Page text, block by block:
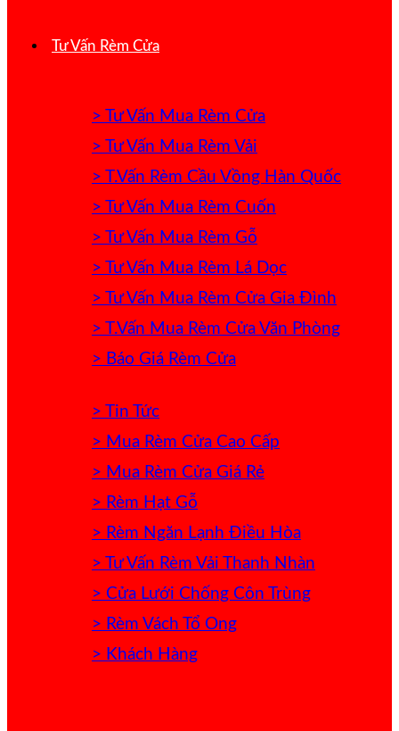
Tư Vấn Rèm Cửa
> Tư Vấn Mua Rèm Cửa
> Tư Vấn Mua Rèm Vải
> T.Vấn Rèm Cầu Vồng Hàn Quốc
> Tư Vấn Mua Rèm Cuốn
> Tư Vấn Mua Rèm Gỗ
> Tư Vấn Mua Rèm Lá Dọc
> Tư Vấn Mua Rèm Cửa Gia Đình
> T.Vấn Mua Rèm Cửa Văn Phòng
> Báo Giá Rèm Cửa
> Tin Tức
> Mua Rèm Cửa Cao Cấp
> Mua Rèm Cửa Giá Rẻ
> Rèm Hạt Gỗ
> Rèm Ngăn Lạnh Điều Hòa
> Tư Vấn Rèm Vải Thanh Nhàn
> Cửa Lưới Chống Côn Trùng
> Rèm Vách Tổ Ong
> Khách Hàng